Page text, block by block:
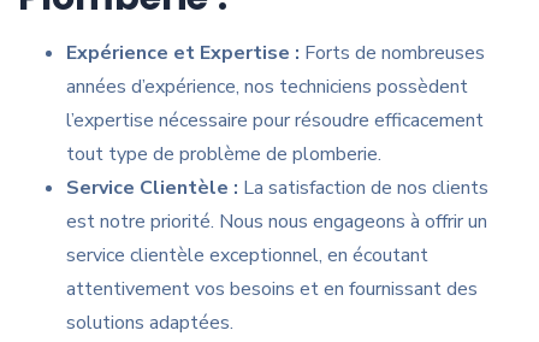
Expérience et Expertise : Forts de nombreuses
années d’expérience, nos techniciens possèdent
l’expertise nécessaire pour résoudre efficacement
tout type de problème de plomberie.
Service Clientèle : La satisfaction de nos clients
est notre priorité. Nous nous engageons à offrir un
service clientèle exceptionnel, en écoutant
attentivement vos besoins et en fournissant des
solutions adaptées.